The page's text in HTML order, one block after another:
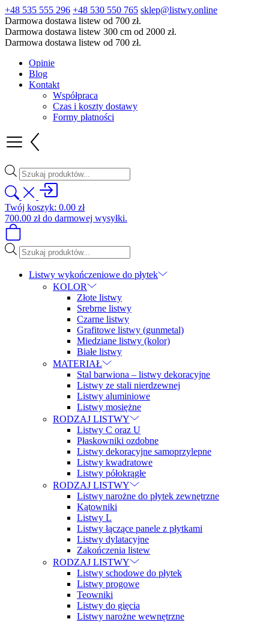
+48 535 555 296 +48 530 550 765 sklep@listwy.online
Darmowa dostawa listew od 700 zł.
Darmowa dostawa listew 300 cm od 2000 zł.
Darmowa dostawa listew od 700 zł.
Opinie
Blog
Kontakt
Współpraca
Czas i koszty dostawy
Formy płatności
Wyszukiwarka
produktów
Twój koszyk: 0.00 zł
700.00 złdo darmowej wysyłki.
Wyszukiwarka
produktów
Listwy wykończeniowe do płytek
KOLOR
Złote listwy
Srebrne listwy
Czarne listwy
Grafitowe listwy (gunmetal)
Miedziane listwy (kolor)
Białe listwy
MATERIAŁ
Stal barwiona – listwy dekoracyjne
Listwy ze stali nierdzewnej
Listwy aluminiowe
Listwy mosiężne
RODZAJ LISTWY
Listwy C oraz U
Płaskowniki ozdobne
Listwy dekoracyjne samoprzylepne
Listwy kwadratowe
Listwy półokrągłe
RODZAJ LISTWY
Listwy narożne do płytek zewnętrzne
Kątowniki
Listwy L
Listwy łączące panele z płytkami
Listwy dylatacyjne
Zakończenia listew
RODZAJ LISTWY
Listwy schodowe do płytek
Listwy progowe
Teowniki
Listwy do gięcia
Listwy narożne wewnętrzne